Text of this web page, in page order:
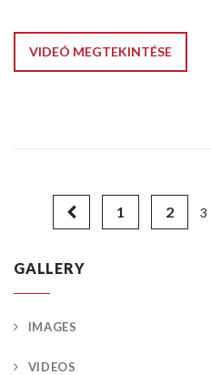
VIDEÓ MEGTEKINTÉSE
1 2 3
GALLERY
IMAGES
VIDEOS